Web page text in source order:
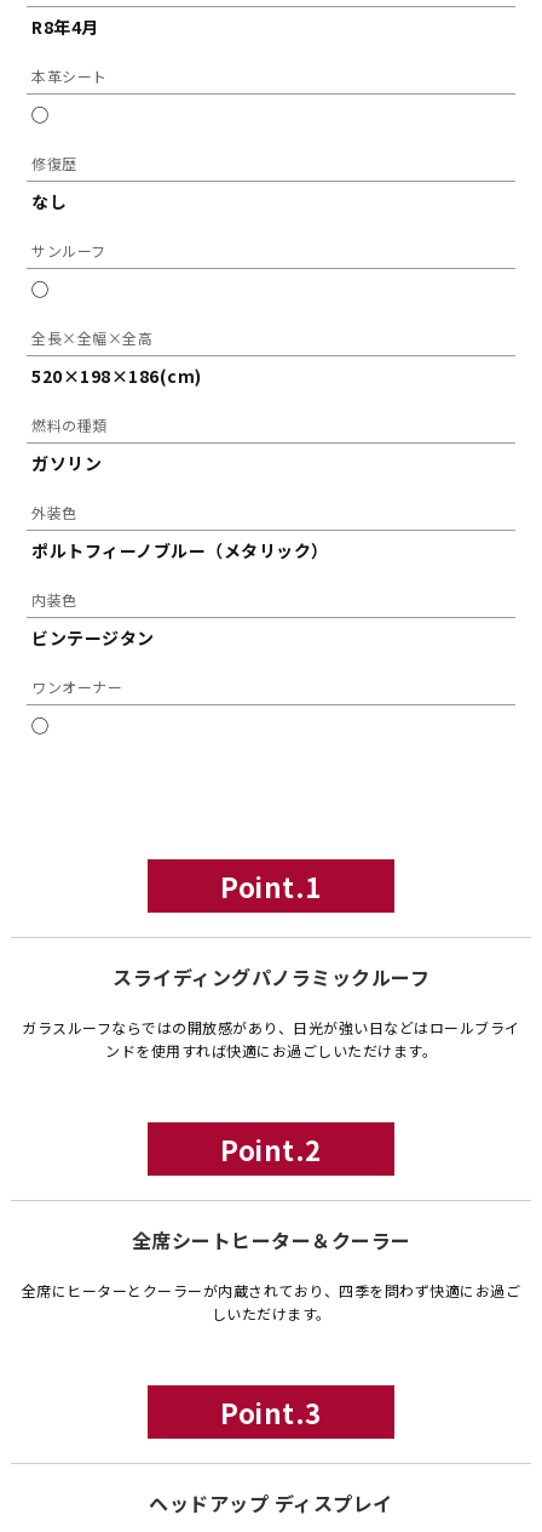
R8年4月
本革シート
◯
修復歴
なし
サンルーフ
◯
全長×全幅×全高
520×198×186(cm)
燃料の種類
ガソリン
外装色
ポルトフィーノブルー（メタリック）
内装色
ビンテージタン
ワンオーナー
◯
Point.1
スライディングパノラミックルーフ
ガラスルーフならではの開放感があり、日光が強い日などはロールブライ
ンドを使用すれば快適にお過ごしいただけます。
Point.2
全席シートヒーター＆クーラー
全席にヒーターとクーラーが内蔵されており、四季を問わず快適にお過ご
しいただけます。
Point.3
ヘッドアップ ディスプレイ